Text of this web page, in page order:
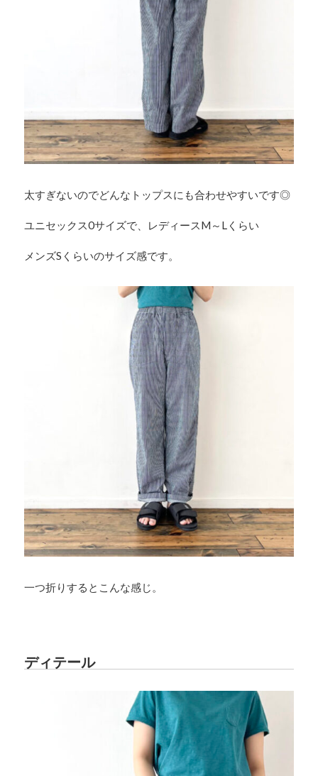
太すぎないのでどんなトップスにも合わせやすいです◎
ユニセックス0サイズで、レディースM～Lくらい
メンズSくらいのサイズ感です。
一つ折りするとこんな感じ。
ディテール